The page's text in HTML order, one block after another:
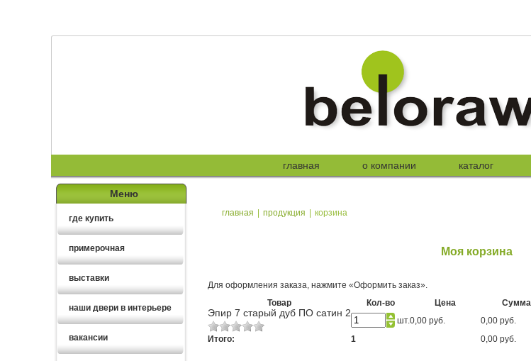
главная о компании каталог
Меню
где купить
примерочная
выставки
наши двери в интерьере
вакансии
главная | продукция | корзина
Моя корзина
Для оформления заказа, нажмите «Оформить заказ».
Товар
Кол-во Цена Сумма
Эпир 7 старый дуб ПО сатин 2
шт.0,00 руб. 0,00 руб.
Итого:
1 0,00 руб.